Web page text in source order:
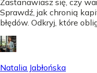
Sprawdź, jak chronią
błędów. Odkryj, które
Natalia Jabłońska